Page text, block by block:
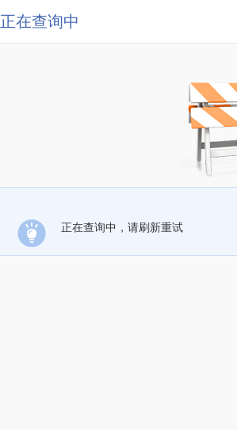
正在查询中
正在查询中，请刷新重试